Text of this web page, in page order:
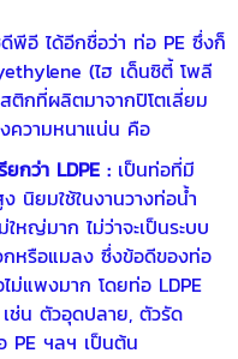
ดีพีอี ได้อีกชื่อว่า ท่อ PE ซึ่งก็
(ไฮ เด็นซิตี้ โพลี
ติกที่ผลิตมาจากปิโตเลี่ยม
ความหนาแน่น คือ
กว่า LDPE : เป็นท่อที่มี
นิยมใช้ในงานวางท่อน้ำ
หญ่มาก ไม่ว่าจะเป็นระบบ
กหรือแมลง ซึ่งข้อดีของท่อ
ม่แพงมาก โดยท่อ LDPE
ช่น ตัวอุดปลาย, ตัวรัด
PE ฯลฯ เป็นต้น